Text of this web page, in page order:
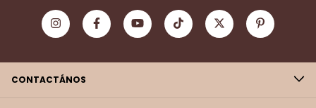
CONTACTÁNOS